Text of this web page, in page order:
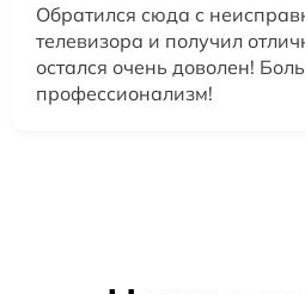
Обратился сюда с
телевизора и получил
остался очень доволен!
профессионализм!